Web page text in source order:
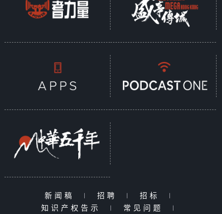
新闻稿 | 招聘 | 招标
|
知识产权告示
| 常见问题 |